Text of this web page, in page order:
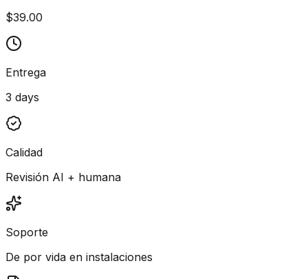
$39.00
Entrega
3 days
Calidad
Revisión AI + humana
Soporte
De por vida en instalaciones